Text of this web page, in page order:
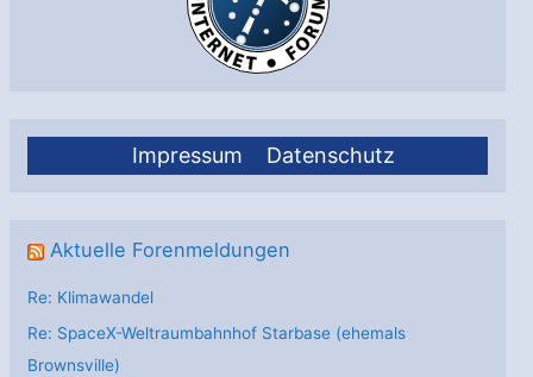
Impressum Datenschutz
Aktuelle Forenmeldungen
Re: Klimawandel
Re: SpaceX-Weltraumbahnhof Starbase (ehemals
Brownsville)